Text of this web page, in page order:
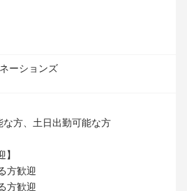
ーションズ
方、土日出勤可能な方
方歓迎
方歓迎